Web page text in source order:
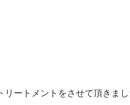
ートメントをさせて頂きま